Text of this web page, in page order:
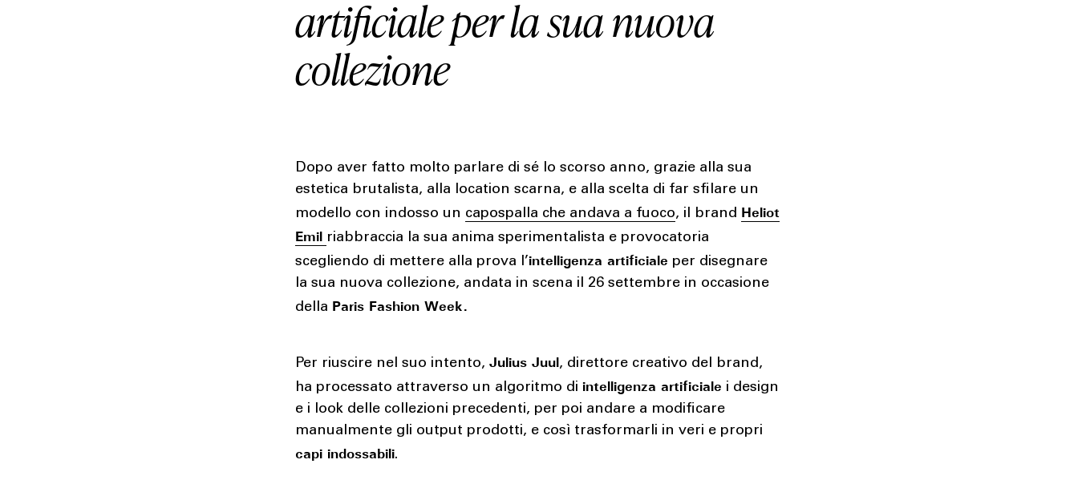
artificiale per la sua nuova
collezione
Dopo aver fatto molto parlare di sé lo scorso anno, grazie alla sua
estetica brutalista, alla location scarna, e alla scelta di far sfilare un
modello con indosso un capospalla che andava a fuoco, il brand Heliot
Emil riabbraccia la sua anima sperimentalista e provocatoria
scegliendo di mettere alla prova l’intelligenza artificiale per disegnare
la sua nuova collezione, andata in scena il 26 settembre in occasione
della Paris Fashion Week.
Per riuscire nel suo intento,Julius Juul, direttore creativo del brand,
ha processato attraverso un algoritmo diintelligenza artificiale i design
e i look delle collezioni precedenti, per poi andare a modificare
manualmente gli output prodotti, e così trasformarli in veri e propri
capi indossabili.